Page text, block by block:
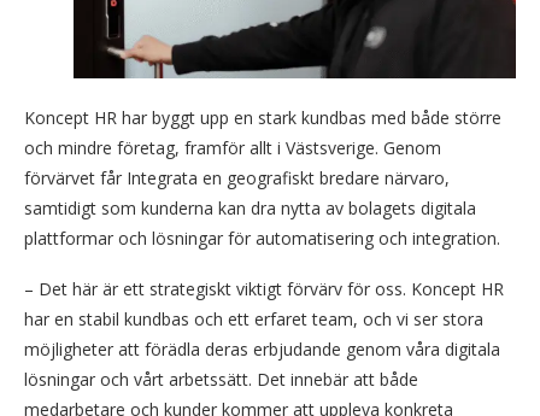
Koncept HR har byggt upp en stark kundbas med både större
och mindre företag, framför allt i Västsverige. Genom
förvärvet får Integrata en geografiskt bredare närvaro,
samtidigt som kunderna kan dra nytta av bolagets digitala
plattformar och lösningar för automatisering och integration.
– Det här är ett strategiskt viktigt förvärv för oss. Koncept HR
har en stabil kundbas och ett erfaret team, och vi ser stora
möjligheter att förädla deras erbjudande genom våra digitala
lösningar och vårt arbetssätt. Det innebär att både
medarbetare och kunder kommer att uppleva konkreta